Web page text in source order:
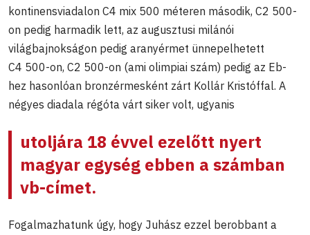
kontinensviadalon C4 mix 500 méteren második, C2 500-
on pedig harmadik lett, az augusztusi milánói
világbajnokságon pedig aranyérmet ünnepelhetett
C4 500-on, C2 500-on (ami olimpiai szám) pedig az Eb-
hez hasonlóan bronzérmesként zárt Kollár Kristóffal. A
négyes diadala régóta várt siker volt, ugyanis
utoljára 18 évvel ezelőtt nyert
magyar egység ebben a számban
vb-címet.
Fogalmazhatunk úgy, hogy Juhász ezzel berobbant a